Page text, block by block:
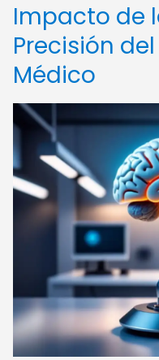
Impacto de
Precisión
Médico